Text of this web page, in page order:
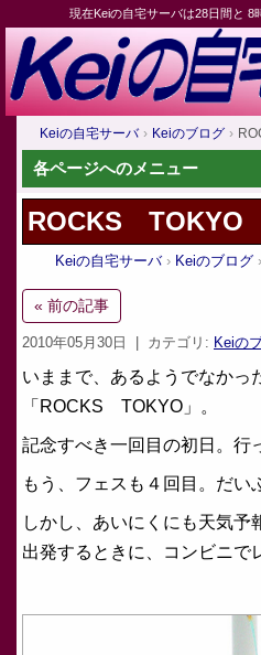
現在Keiの自宅サーバは28日間と 8
Keiの自宅サーバ Keiのブログ
各ページへのメニュー
ROCKS TOKYO
Keiの自宅サーバ Keiのブログ
« 前の記事
2010年05月30日 | カテゴリ: Keiの
いままで、あるようでなかっ
「ROCKS TOKYO」。
記念すべき一回目の初日。行
もう、フェスも４回目。だい
しかし、あいにくにも天気予
出発するときに、コンビニで